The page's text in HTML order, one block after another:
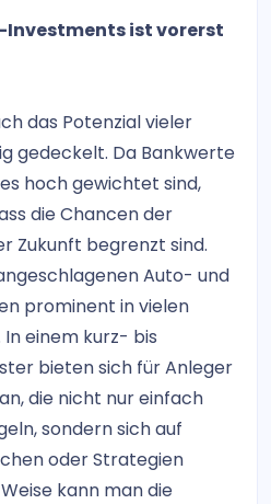
Investments ist vorerst
das Potenzial vieler
gedeckelt. Da Bankwerte
hoch gewichtet sind,
die Chancen der
Zukunft begrenzt sind.
Auto- und
prominent in vielen
einem kurz- bis
bieten sich für Anleger
die nicht nur einfach
sondern sich auf
oder Strategien
kann man die